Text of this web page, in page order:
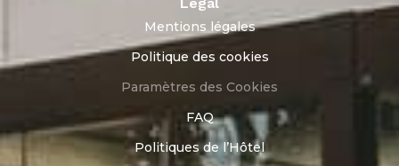
Mentions légales
Politique des cookies
Paramètres des Cookies
FAQ
Politiques de l’Hôtel